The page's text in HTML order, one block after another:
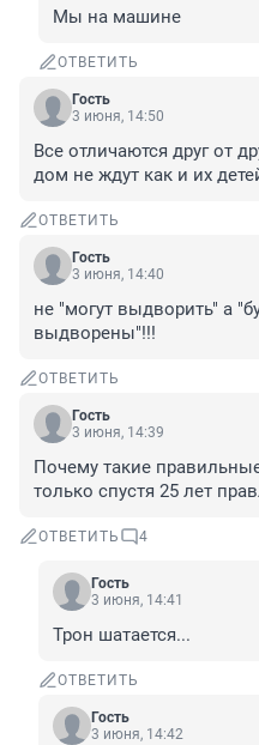
Мы на машине
ОТВЕТИТЬ
Гость
3 июня, 14:50
Все отличаются друг от
дом не ждут как и их
ОТВЕТИТЬ
Гость
3 июня, 14:40
не "могут выдворить" а
выдворены"!!!
ОТВЕТИТЬ
Гость
3 июня, 14:39
Почему такие
только спустя 25 лет
ОТВЕТИТЬ 4
Гость
3 июня, 14:41
Трон шатается...
ОТВЕТИТЬ
Гость
3 июня, 14:42